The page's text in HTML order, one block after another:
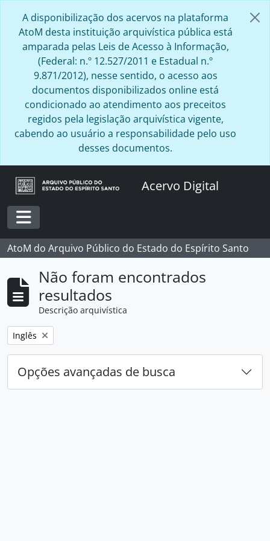
A disponibilização dos acervos na plataforma
AtoM desta instituição arquivística pública está
amparada pelas Leis de Acesso à Informação,
(Federal: n.º 12.527/2011 e Estadual n.º
9.871/2012), nesse sentido, o acesso aos
documentos disponibilizados online está
condicionado ao atendimento aos preceitos
regidos pela legislação arquivística vigente,
cabendo ao usuário a responsabilidade pelo uso
desses documentos.
Acervo Digital
Toggle navigation
AtoM do Arquivo Público do Estado do Espírito Santo
Não foram encontrados
resultados
Descrição arquivística
Remover filtro:
Inglês
Opções avançadas de busca